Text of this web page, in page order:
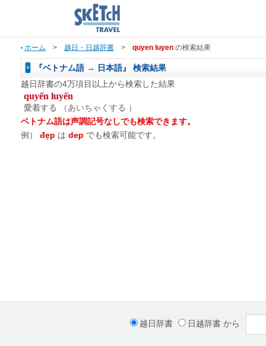
ホーム > 越日・日越辞書 > quyen luyen の検索結果
『ベトナム語 → 日本語』 検索結果
越日辞書の4万項目以上から検索した結果
quyến luyến
愛着する
（あいちゃくする ）
ベトナム語は声調記号なしでも検索できます。
例）
đẹp は dep でも検索可能です。
越日辞書 日越辞書 から